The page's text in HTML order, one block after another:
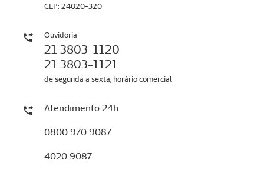
CEP: 24020-320
Ouvidoria
21 3803-1120
21 3803-1121
de segunda a sexta, horário comercial
Atendimento 24h
0800 970 9087
4020 9087